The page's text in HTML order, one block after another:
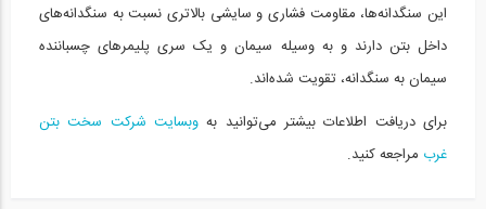
این سنگدانه‌ها، مقاومت فشاری و سایشی بالاتری نسبت به سنگدانه‌های
داخل بتن دارند و به وسیله سیمان و یک سری پلیمرهای چسباننده
سیمان به سنگدانه، تقویت شده‌اند.
برای دریافت اطلاعات بیشتر می‌توانید به وبسایت شرکت سخت بتن
غرب مراجعه کنید.